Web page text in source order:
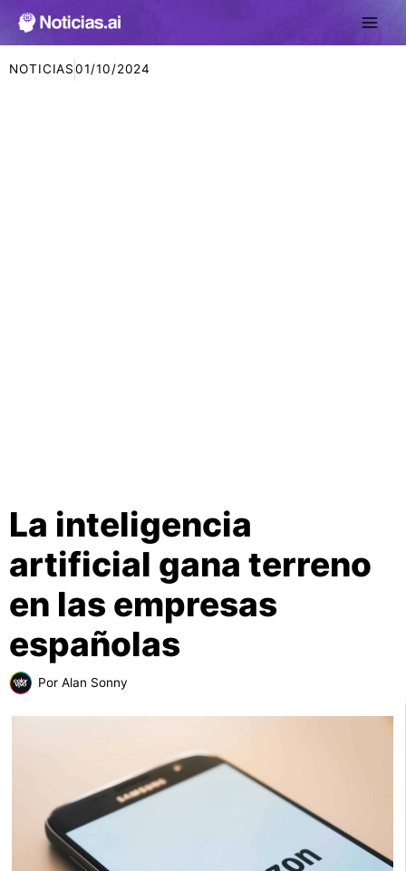
NOTICIAS 01/10/2024
La inteligencia
artificial gana terreno
en las empresas
españolas
Por Alan Sonny